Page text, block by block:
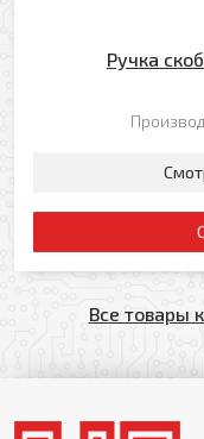
Ручка
Все товары